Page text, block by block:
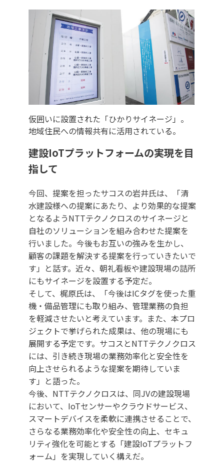
仮囲いに設置された「ひかりサイネージ」。
地域住民への情報共有に活用されている。
建設IoTプラットフォームの実現を目
指して
今回、提案を担ったサコスの岩井氏は、「清
水建設様への提案にあたり、より効果的な提案
となるようNTTテクノクロスのサイネージと
自社のソリューションを組み合わせた提案を
行いました。今後もお互いの強みを生かし、
顧客の課題を解決する提案を行っていきたいで
す」と話す。近々、朝礼看板や建設現場の詰所
にもサイネージを設置する予定だ。
そして、梶原氏は、「今後はICタグを使った重
機・備品管理にも取り組み、管理業務の負担
を軽減させたいと考えています。また、本プロ
ジェクトで挙げられた成果は、他の現場にも
展開する予定です。サコスとNTTテクノクロス
には、引き続き現場の業務効率化と安全性を
向上させられるような提案を期待していま
す」と語った。
今後、NTTテクノクロスは、同JVの建設現場
において、IoTセンサーやクラウドサービス、
スマートデバイスを柔軟に連携させることで、
さらなる業務効率化や安全性の向上、セキュ
リティ強化を可能とする「建設IoTプラットフ
ォーム」を実現していく構えだ。